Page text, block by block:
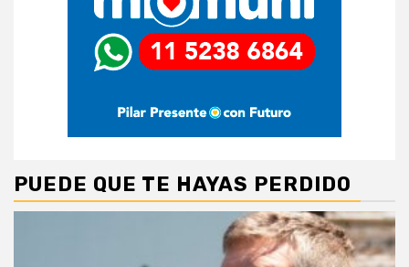
PUEDE QUE TE HAYAS PERDIDO